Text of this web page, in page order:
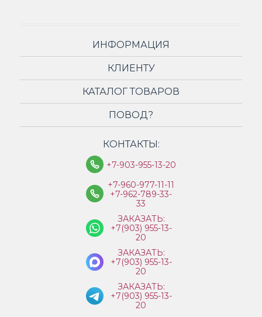
ИНФОРМАЦИЯ
КЛИЕНТУ
КАТАЛОГ ТОВАРОВ
ПОВОД?
КОНТАКТЫ:
+7-903-955-13-20
+7-960-977-11-11
+7-962-789-33-
33
ЗАКАЗАТЬ:
+7(903) 955-13-
20
ЗАКАЗАТЬ:
+7(903) 955-13-
20
ЗАКАЗАТЬ:
+7(903) 955-13-
20